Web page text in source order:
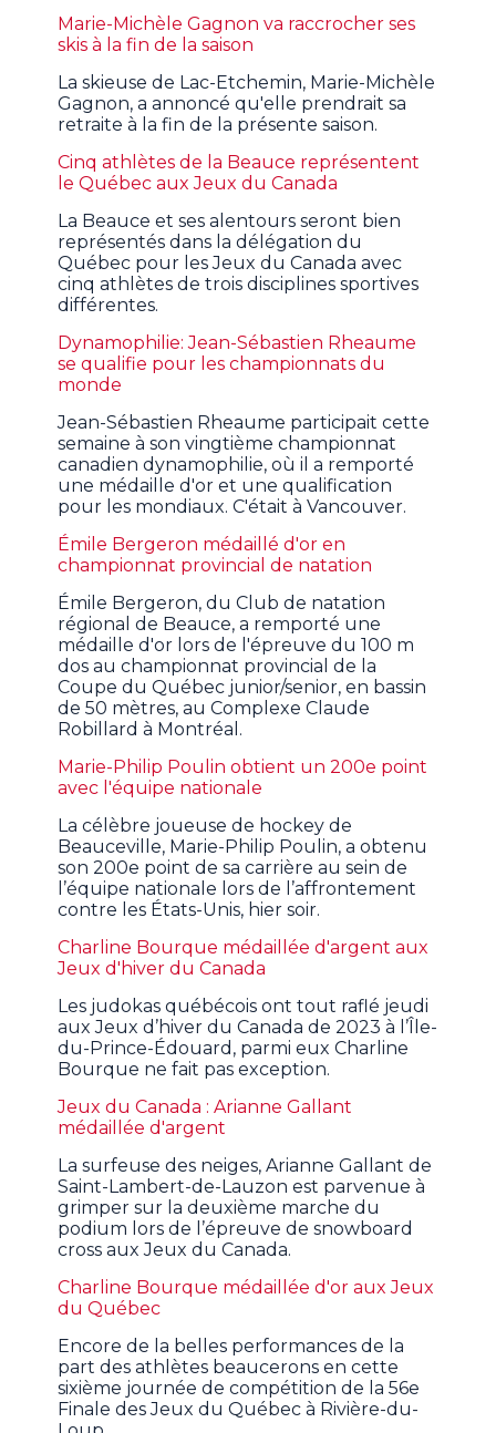
Marie-Michèle Gagnon va raccrocher ses
skis à la fin de la saison
La skieuse de Lac-Etchemin, Marie-Michèle
Gagnon, a annoncé qu'elle prendrait sa
retraite à la fin de la présente saison.
Cinq athlètes de la Beauce représentent
le Québec aux Jeux du Canada
La Beauce et ses alentours seront bien
représentés dans la délégation du
Québec pour les Jeux du Canada avec
cinq athlètes de trois disciplines sportives
différentes.
Dynamophilie: Jean-Sébastien Rheaume
se qualifie pour les championnats du
monde
Jean-Sébastien Rheaume participait cette
semaine à son vingtième championnat
canadien dynamophilie, où il a remporté
une médaille d'or et une qualification
pour les mondiaux. C'était à Vancouver.
Émile Bergeron médaillé d'or en
championnat provincial de natation
Émile Bergeron, du Club de natation
régional de Beauce, a remporté une
médaille d'or lors de l'épreuve du 100 m
dos au championnat provincial de la
Coupe du Québec junior/senior, en bassin
de 50 mètres, au Complexe Claude
Robillard à Montréal.
Marie-Philip Poulin obtient un 200e point
avec l'équipe nationale
La célèbre joueuse de hockey de
Beauceville, Marie-Philip Poulin, a obtenu
son 200e point de sa carrière au sein de
l’équipe nationale lors de l’affrontement
contre les États-Unis, hier soir.
Charline Bourque médaillée d'argent aux
Jeux d'hiver du Canada
Les judokas québécois ont tout raflé jeudi
aux Jeux d’hiver du Canada de 2023 à l’Île-
du-Prince-Édouard, parmi eux Charline
Bourque ne fait pas exception.
Jeux du Canada : Arianne Gallant
médaillée d'argent
La surfeuse des neiges, Arianne Gallant de
Saint-Lambert-de-Lauzon est parvenue à
grimper sur la deuxième marche du
podium lors de l’épreuve de snowboard
cross aux Jeux du Canada.
Charline Bourque médaillée d'or aux Jeux
du Québec
Encore de la belles performances de la
part des athlètes beaucerons en cette
sixième journée de compétition de la 56e
Finale des Jeux du Québec à Rivière-du-